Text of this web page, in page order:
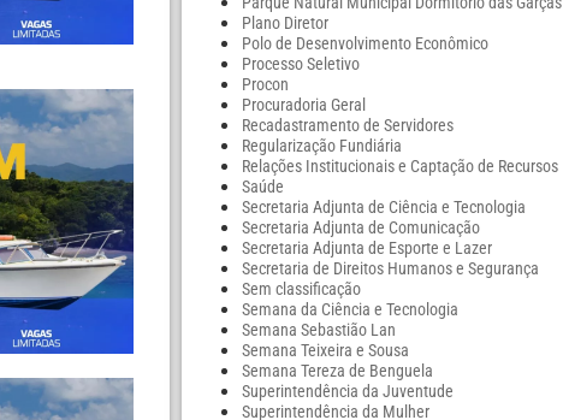
Plano Diretor
Polo de Desenvolvimento Econômico
Processo Seletivo
Procon
Procuradoria Geral
Recadastramento de Servidores
Regularização Fundiária
Relações Institucionais e Captação de Recursos
Saúde
Secretaria Adjunta de Ciência e Tecnologia
Secretaria Adjunta de Comunicação
Secretaria Adjunta de Esporte e Lazer
Secretaria de Direitos Humanos e Segurança
Sem classificação
Semana da Ciência e Tecnologia
Semana Sebastião Lan
Semana Teixeira e Sousa
Semana Tereza de Benguela
Superintendência da Juventude
Superintendência da Mulher